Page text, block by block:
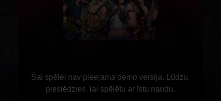
Šai spēlei nav pieejama demo versija. Lūdzu,
pieslēdzies, lai spēlētu ar īstu naudu.